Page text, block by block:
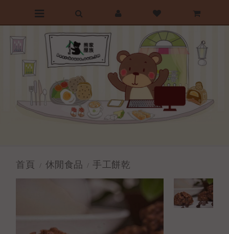
首頁 / 休閒食品 /手工餅乾